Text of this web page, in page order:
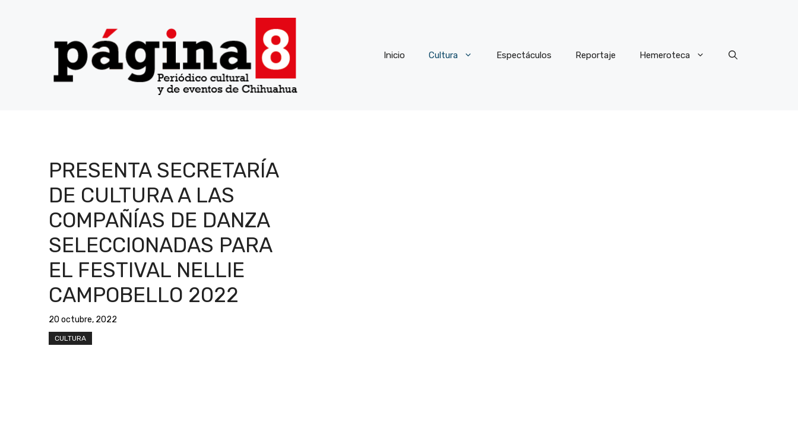
Inicio Cultura Espectáculos Reportaje Hemeroteca
PRESENTA SECRETARÍA
DE CULTURA A LAS
COMPAÑÍAS DE DANZA
SELECCIONADAS PARA
EL FESTIVAL NELLIE
CAMPOBELLO 2022
20 octubre, 2022
CULTURA